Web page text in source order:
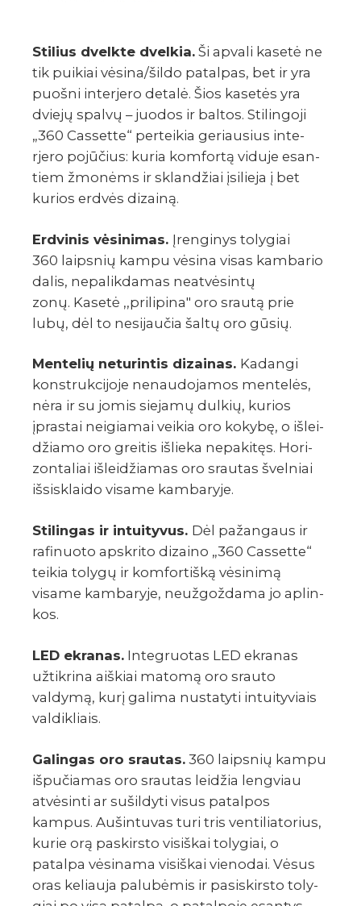
Stilius dvelkte dvel­kia. Ši apvali kasetė ne
tik puikiai vėsina/šildo patal­pas, bet ir yra
puošni inte­rjero detalė. Šios kase­tės yra
dviejų spalvų – juodos ir baltos. Stilin­goji
„360 Cassette“ pertei­kia geriau­sius inte­
rjero pojū­čius: kuria komfortą viduje esan­
tiem žmonėms ir sklan­džiai įsilieja į bet
kurios erdvės dizainą.
Erdvi­nis vėsi­ni­mas. Įren­gi­nys toly­giai
360 laips­nių kampu vėsina visas kamba­rio
dalis, nepa­lik­da­mas neat­vė­sintų
zonų. Kasetė ,,prilipina" oro srautą prie
lubų, dėl to nesi­jau­čia šaltų oro gūsių.
Mente­lių netu­rin­tis dizai­nas. Kadangi
konst­ruk­ci­joje nenau­do­ja­mos mente­lės,
nėra ir su jomis siejamų dulkių, kurios
įpras­tai neigia­mai veikia oro kokybę, o išlei­
džiamo oro grei­tis išlieka nepa­ki­tęs. Hori­
zon­ta­liai išlei­džia­mas oro srau­tas švel­niai
išsi­sklaido visame kamba­ryje.
Stilin­gas ir intui­ty­vus. Dėl pažan­gaus ir
rafi­nuoto apskrito dizaino „360 Cassette“
teikia tolygų ir komfor­tišką vėsi­nimą
visame kamba­ryje, neuž­gož­dama jo aplin­
kos.
LED ekra­nas. Inte­gruo­tas LED ekra­nas
užtik­rina aiškiai matomą oro srauto
valdymą, kurį galima nusta­tyti intui­ty­viais
valdik­liais.
Galin­gas oro srau­tas. 360 laips­nių kampu
išpu­čia­mas oro srau­tas leidžia leng­viau
atvė­sinti ar sušil­dyti visus patal­pos
kampus. Aušin­tu­vas turi tris venti­lia­to­rius,
kurie orą paskirsto visiš­kai toly­giai, o
patalpa vėsinama visiš­kai vieno­dai. Vėsus
oras keliauja palu­bė­mis ir pasi­skirsto toly­